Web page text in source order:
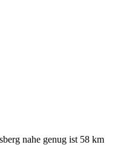
nahe genug ist 58 km